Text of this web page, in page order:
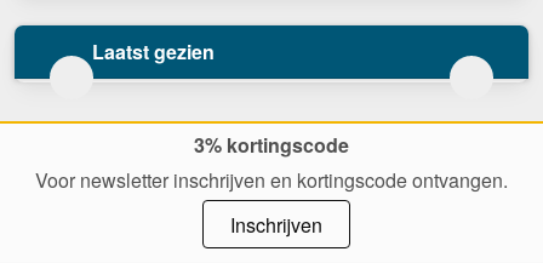
Laatst gezien
3% kortingscode
Voor newsletter inschrijven en kortingscode ontvangen.
Inschrijven